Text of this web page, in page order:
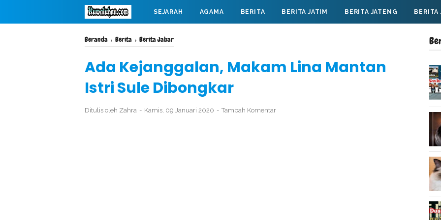
SEJARAH AGAMA BERITA BERITA JATIM BERITA JATENG BERITA
MAHABARATA
Beranda › Berita › Berita Jabar
Ada Kejanggalan, Makam Lina Mantan
Istri Sule Dibongkar
Ditulis oleh Zahra Kamis, 09 Januari 2020 Tambah Komentar